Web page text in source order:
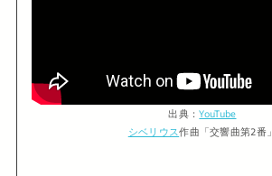
出典：YouTube
シベリウス作曲「交響曲第2番」